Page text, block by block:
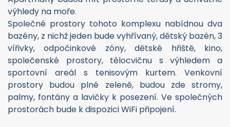
výhledy na moře.
Společné prostory tohoto komplexu nabídnou dva
bazény, z nichž jeden bude vyhřívaný, dětský bazén, 3
vířivky, odpočinkové zóny, dětské hřiště, kino,
společenské prostory, tělocvičnu s výhledem a
sportovní areál s tenisovým kurtem. Venkovní
prostory budou plné zeleně, budou zde stromy,
palmy, fontány a lavičky k posezení. Ve společných
prostorách bude k dispozici WiFi připojení.